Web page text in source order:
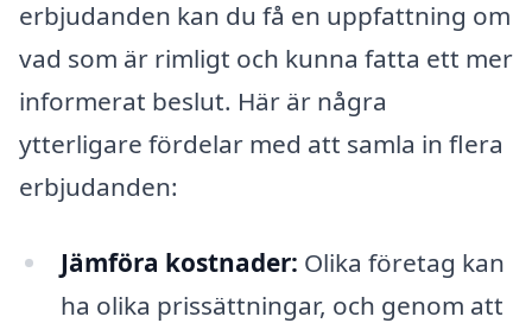
erbjudanden kan du få en uppfattning om
vad som är rimligt och kunna fatta ett mer
informerat beslut. Här är några
ytterligare fördelar med att samla in flera
erbjudanden:
Jämföra kostnader: Olika företag kan
ha olika prissättningar, och genom att